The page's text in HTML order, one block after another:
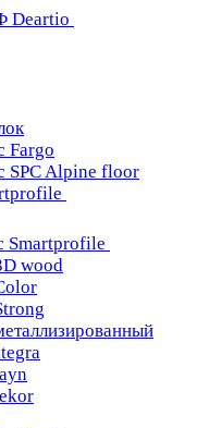
Deartio
Fargo
SPC Alpine floor
wood